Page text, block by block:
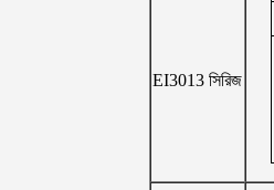
EI3013 সিরিজ